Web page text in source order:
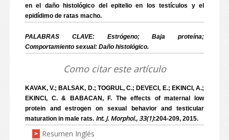
en el daño histológico del epitelio en los testículos y el
epidídimo de ratas macho.
PALABRAS CLAVE: Estrógeno; Baja proteína;
Comportamiento sexual: Daño histológico.
Como citar este artículo
KAVAK, V.; BALSAK, D.; TOGRUL, C.; DEVECI, E.; EKINCI, A.;
EKINCI, C. & BABACAN, F. The effects of maternal low
protein and estrogen on sexual behavior and testicular
maturation in male rats. Int. J. Morphol., 33(1):204-209, 2015.
> Resumen Inglés